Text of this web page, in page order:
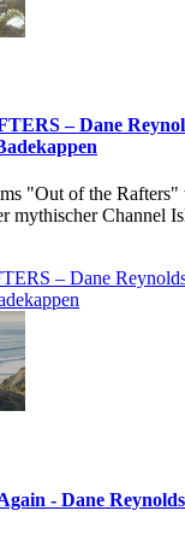
– Dane
"Out of the
mythischer Channel
– Dane
- Dane